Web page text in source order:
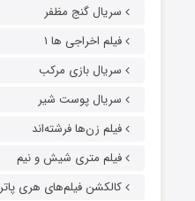
سریال گنج مظفر
فیلم اخراجی ها ۱
سریال بازی مرکب
سریال پوست شیر
فیلم زن‌ها فرشته‌اند
فیلم متری شیش و نیم
کالکشن فیلم‌های هری پاتر